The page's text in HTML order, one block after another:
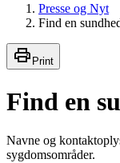
Presse og Nyt
Find en
Print
Find en
Navne og
sygdomsområder.